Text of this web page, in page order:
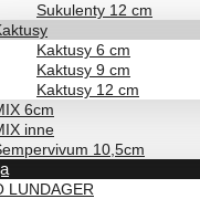
Sukulenty 12 cm
Kaktusy 6 cm
Kaktusy 9 cm
Kaktusy 12 cm
6cm
inne
10,5cm
LUNDAGER